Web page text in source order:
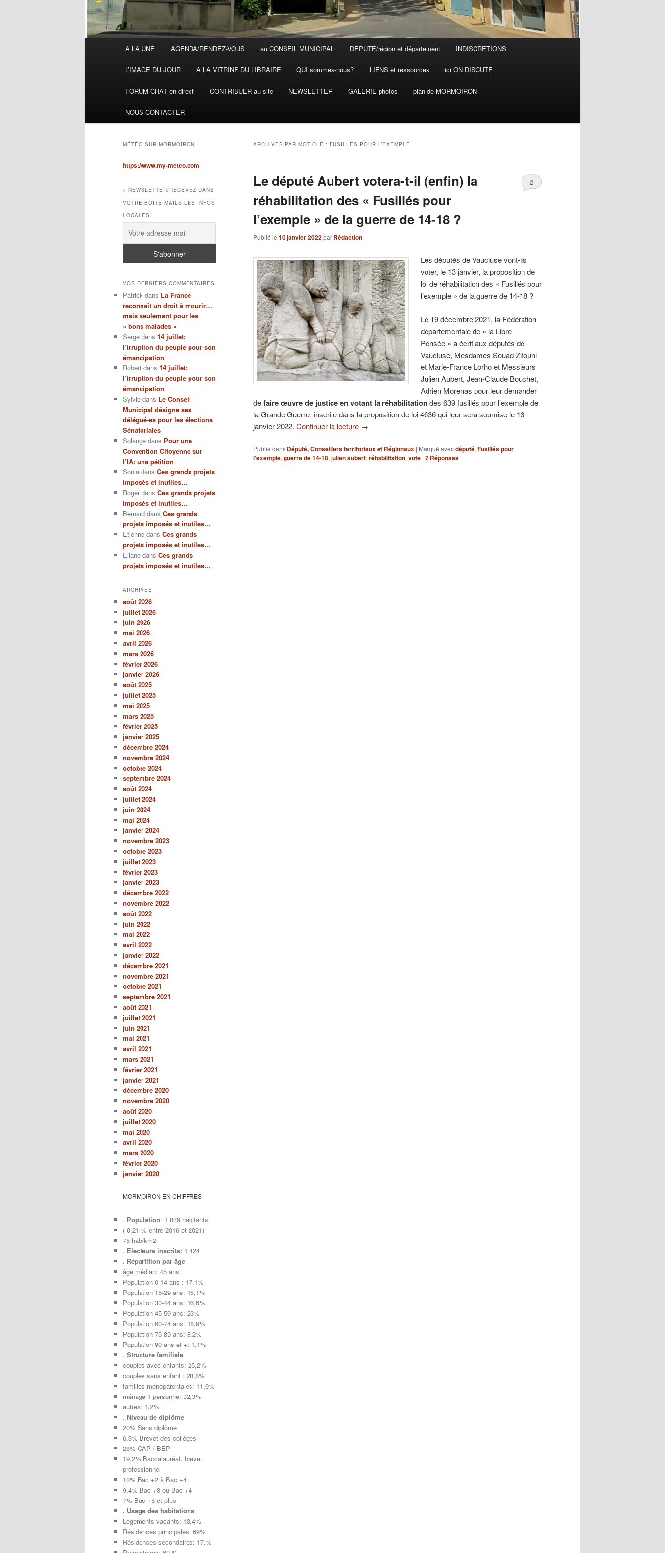
A LA UNE AGENDA/RENDEZ-VOUS au CONSEIL MUNICIPAL DEPUTE/région et département INDISCRETIONS
L’IMAGE DU JOUR A LA VITRINE DU LIBRAIRE QUI sommes-nous? LIENS et ressources ici ON DISCUTE
FORUM-CHAT en direct CONTRIBUER au site NEWSLETTER GALERIE photos plan de MORMOIRON
NOUS CONTACTER
ARCHIVES PAR MOT-CLÉ : FUSILLÉS POUR L’EXEMPLE
Le député Aubert votera-t-il (enfin) la
réhabilitation des « Fusillés pour
l’exemple » de la guerre de 14-18 ?
Publié le 10 janvier 2022par Rédaction
2
Les députés de Vaucluse vont-ils
voter, le 13 janvier, la proposition de
loi de réhabilitation des « Fusillés pour
l’exemple » de la guerre de 14-18 ?
Le 19 décembre 2021, la Fédération
départementale de « la Libre
Pensée » a écrit aux députés de
Vaucluse, Mesdames Souad Zitouni
et Marie-France Lorho et Messieurs
Julien Aubert, Jean-Claude Bouchet,
Adrien Morenas pour leur demander
defaire œuvre de justice en votant la réhabilitationdes 639 fusillés pour l’exemple de
la Grande Guerre, inscrite dans la proposition de loi 4636 qui leur sera soumise le 13
janvier 2022. Continuer la lecture →
Publié dans Député, Conseillers territoriaux et Régionaux | Marqué avecdéputé, Fusillés pour
l'exemple, guerre de 14-18, julien aubert, réhabilitation, vote | 2 Réponses
MÉTÉO SUR MORMOIRON
https://www.my-meteo.com
> NEWSLETTER/RECEVEZ DANS
VOTRE BOÎTE MAILS LES INFOS
LOCALES
VOS DERNIERS COMMENTAIRES
Patrick dans La France
reconnaît un droit à mourir…
mais seulement pour les
« bons malades »
Serge dans 14 juillet:
l’irruption du peuple pour son
émancipation
Robert dans 14 juillet:
l’irruption du peuple pour son
émancipation
Sylvie dans Le Conseil
Municipal désigne ses
délégué-es pour les élections
Sénatoriales
Solange dans Pour une
Convention Citoyenne sur
l’IA: une pétition
Sonia dans Ces grands projets
imposés et inutiles…
Roger dans Ces grands projets
imposés et inutiles…
Bernard dans Ces grands
projets imposés et inutiles…
Etienne dans Ces grands
projets imposés et inutiles…
Eliane dans Ces grands
projets imposés et inutiles…
ARCHIVES
août 2026
juillet 2026
juin 2026
mai 2026
avril 2026
mars 2026
février 2026
janvier 2026
août 2025
juillet 2025
mai 2025
mars 2025
février 2025
janvier 2025
décembre 2024
novembre 2024
octobre 2024
septembre 2024
août 2024
juillet 2024
juin 2024
mai 2024
janvier 2024
novembre 2023
octobre 2023
juillet 2023
février 2023
janvier 2023
décembre 2022
novembre 2022
août 2022
juin 2022
mai 2022
avril 2022
janvier 2022
décembre 2021
novembre 2021
octobre 2021
septembre 2021
août 2021
juillet 2021
juin 2021
mai 2021
avril 2021
mars 2021
février 2021
janvier 2021
décembre 2020
novembre 2020
août 2020
juillet 2020
mai 2020
avril 2020
mars 2020
février 2020
janvier 2020
MORMOIRON EN CHIFFRES
. Population: 1 879 habitants
(-0,21 % entre 2016 et 2021)
75 hab/km2
. Electeurs inscrits: 1 424
. Répartition par âge
âge médian: 45 ans
Population 0-14 ans : 17,1%
Population 15-29 ans: 15,1%
Population 30-44 ans: 16,6%
Population 45-59 ans: 23%
Population 60-74 ans: 18,9%
Population 75-89 ans: 8,2%
Population 90 ans et +: 1,1%
. Structure familiale
couples avec enfants: 25,2%
couples sans enfant : 28,8%
familles monoparentales: 11,9%
ménage 1 personne: 32,3%
autres: 1,2%
. Niveau de diplôme
20% Sans diplôme
6,3% Brevet des collèges
28% CAP / BEP
19,2% Baccalauréat, brevet
professionnel
10% Bac +2 à Bac +4
9,4% Bac +3 ou Bac +4
7% Bac +5 et plus
. Usage des habitations
Logements vacants: 13,4%
Résidences principales: 69%
Résidences secondaires: 17,%